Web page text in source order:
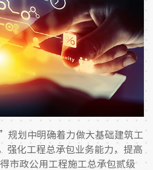
材料集
智慧大
纪检监
群团工
划中明确着力做大基础建筑工
强化工程总承包业务能力，提高
市政公用工程施工总承包贰级